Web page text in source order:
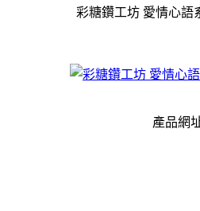
彩糖鑽工坊 愛情心語
產品網